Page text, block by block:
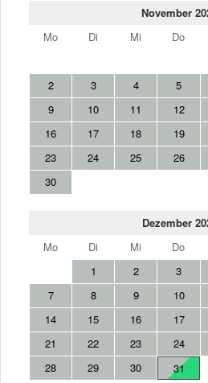
November
Mo
Di Mi Do
2
3 4 5
9
10 11 12
16
17 18 19
23
24 25 26
30
Dezember
Mo
Di Mi Do
1
2 3
7
8 9 10
14
15 16 17
21
22 23 24
28
29 30 31